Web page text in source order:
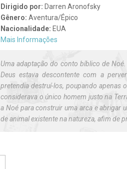
Dirigido por: Darren Aronofsky
Gênero: Aventura/Épico
Nacionalidade: EUA
Mais Informações
Uma adaptação do conto bíblico de
Deus estava descontente com a
pretendia destruí-los, poupando apenas
considerava o único homem justo na
a Noé para construir uma arca e abrigar
de animal existente na natureza, afim de